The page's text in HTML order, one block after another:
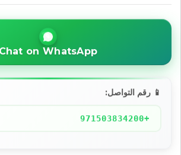
Chat on WhatsApp
📱 رقم التواصل:
+971503834200